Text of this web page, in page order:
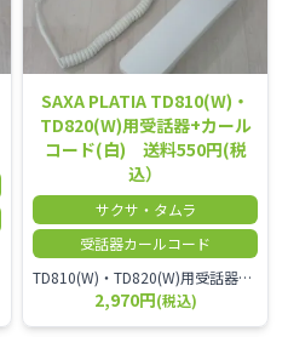
SAXA PLATIA TD810(W)・
TD820(W)用受話器+カール
コード(白) 送料550円(税
込）
サクサ・タムラ
受話器カールコード
TD810(W)・TD820(W)用受話器＋カールコード セット／本商品は中古品となります。 写真では分かりにくいキズ・汚れなどの使用感があります。 予めご理解・ご了承頂きますようお願いいたします。
2,970円(税込)